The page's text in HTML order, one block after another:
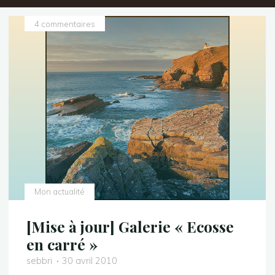
Mon actualité
4 commentaires
[Mise à jour] Galerie « Ecosse
en carré »
sebbri
30 avril 2010